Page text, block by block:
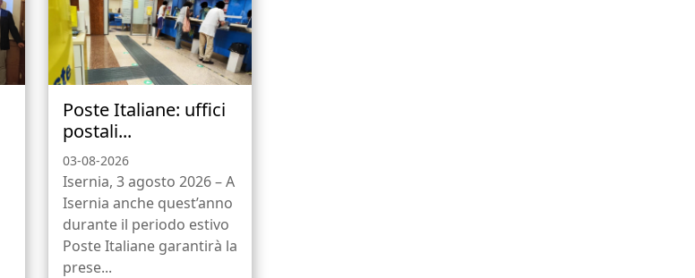
Poste Italiane: uffici
postali...
03-08-2026
Isernia, 3 agosto 2026 – A
Isernia anche quest’anno
durante il periodo estivo
Poste Italiane garantirà la
prese...